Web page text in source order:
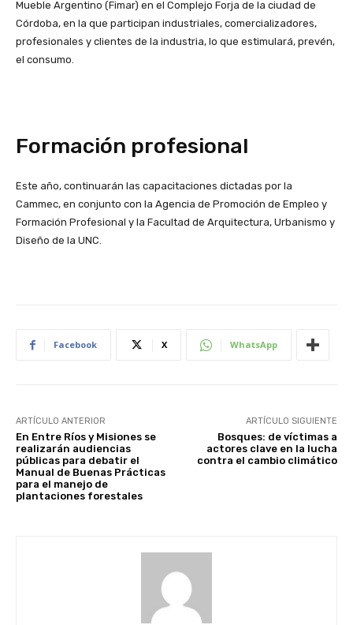
Mueble Argentino (Fimar) en el Complejo Forja de la ciudad de
Córdoba, en la que participan industriales, comercializadores,
profesionales y clientes de la industria, lo que estimulará, prevén,
el consumo.
Formación profesional
Este año, continuarán las capacitaciones dictadas por la
Cammec, en conjunto con la Agencia de Promoción de Empleo y
Formación Profesional y la Facultad de Arquitectura, Urbanismo y
Diseño de la UNC.
Facebook X WhatsApp
ARTÍCULO ANTERIOR
En Entre Ríos y Misiones se
realizarán audiencias
públicas para debatir el
Manual de Buenas Prácticas
para el manejo de
plantaciones forestales
ARTÍCULO SIGUIENTE
Bosques: de víctimas a
actores clave en la lucha
contra el cambio climático